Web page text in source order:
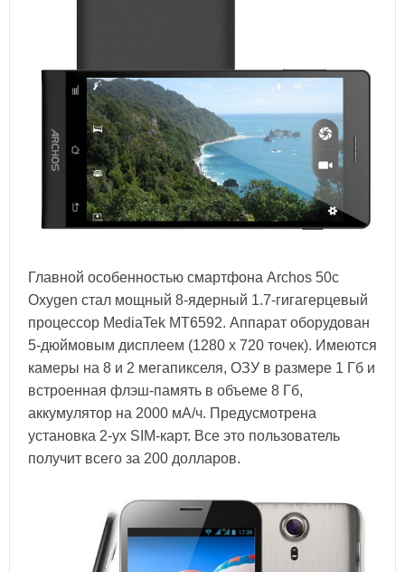
Главной особенностью смартфона Archos 50c
Oxygen стал мощный 8-ядерный 1.7-гигагерцевый
процессор MediaTek MT6592. Аппарат оборудован
5-дюймовым дисплеем (1280 х 720 точек). Имеются
камеры на 8 и 2 мегапикселя, ОЗУ в размере 1 Гб и
встроенная флэш-память в объеме 8 Гб,
аккумулятор на 2000 мА/ч. Предусмотрена
установка 2-ух SIM-карт. Все это пользователь
получит всего за 200 долларов.